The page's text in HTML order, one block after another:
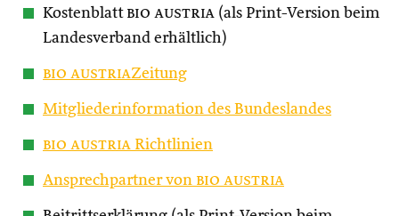
Kostenblatt bio austria (als Print-Version beim
Landesverband erhältlich)
bio austriaZeitung
Mitgliederinformation des Bundeslandes
bio austria Richtlinien
Ansprechpartner von bio austria